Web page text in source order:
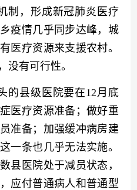
，形成新冠肺炎医疗
疫情几乎同步达峰，城
医疗资源来支援农村。
没有可行性。
县级医院要在12月底
医疗资源准备；做好重
准备；加强缓冲病房建
一条也几乎无法实施。
县医院处于减员状态，
应付普通病人和普通型